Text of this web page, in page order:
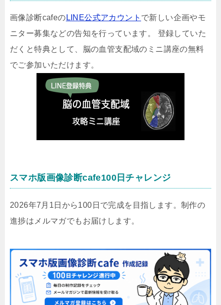
画像診断cafeの LINE公式アカウント で新しい企画やモ
ニター募集などの告知を行っています。 登録していた
だくと特典として、脳の血管支配域のミニ講座の無料
でご参加いただけます。
スマホ版画像診断cafe100日チャレンジ
2026年7月1日から100日で完成を目指します。制作の
進捗はメルマガでもお届けします。